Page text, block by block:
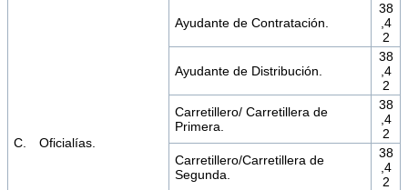
C. Oficialías.
Ayudante de Contratación.
38
,4
2
Ayudante de Distribución.
38
,4
2
Carretillero/ Carretillera de
Primera.
38
,4
2
Carretillero/Carretillera de
Segunda.
38
,4
2